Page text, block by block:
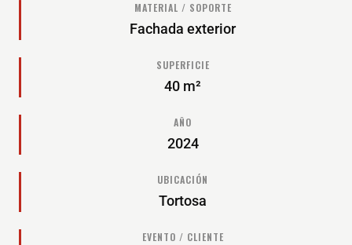
MATERIAL / SOPORTE
Fachada exterior
SUPERFICIE
40 m²
AÑO
2024
UBICACIÓN
Tortosa
EVENTO / CLIENTE